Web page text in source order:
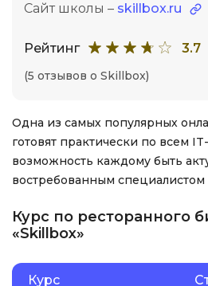
Сайт школы – skillbox.ru
Рейтинг 3.7
(5 отзывов о Skillbox)
Одна из самых популярных
готовят практически по всем
возможность каждому быть
востребованным специалистом
Курс по ресторанного
«Skillbox»
Курс